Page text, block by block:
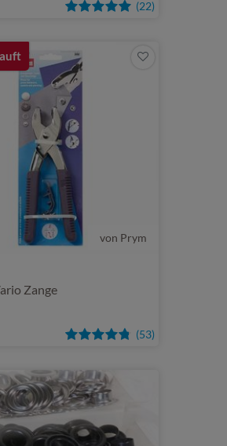
(22)
von Prym
(53)
Zange